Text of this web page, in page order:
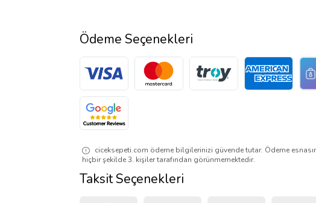
Ödeme Seçenekleri
ciceksepeti.com ödeme bilgilerinizi güvende tutar. Ödeme
hiçbir şekilde 3. kişiler tarafından görünmemektedir.
Taksit Seçenekleri